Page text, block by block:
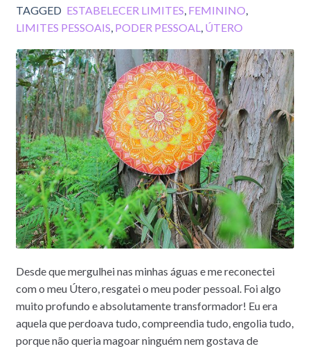
TAGGED ESTABELECER LIMITES FEMININO
LIMITES PESSOAIS PODER PESSOAL ÚTERO
Desde que mergulhei nas minhas águas e me reconectei
com o meu Útero, resgatei o meu poder pessoal. Foi algo
muito profundo e absolutamente transformador! Eu era
aquela que perdoava tudo, compreendia tudo, engolia tudo,
porque não queria magoar ninguém nem gostava de